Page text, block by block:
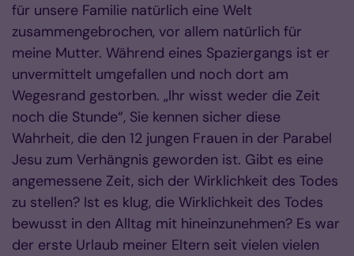
für unsere Familie natürlich eine Welt
zusammengebrochen, vor allem natürlich für
meine Mutter. Während eines Spaziergangs ist er
unvermittelt umgefallen und noch dort am
Wegesrand gestorben. „Ihr wisst weder die Zeit
noch die Stunde“, Sie kennen sicher diese
Wahrheit, die den 12 jungen Frauen in der Parabel
Jesu zum Verhängnis geworden ist. Gibt es eine
angemessene Zeit, sich der Wirklichkeit des Todes
zu stellen? Ist es klug, die Wirklichkeit des Todes
bewusst in den Alltag mit hineinzunehmen? Es war
der erste Urlaub meiner Eltern seit vielen vielen